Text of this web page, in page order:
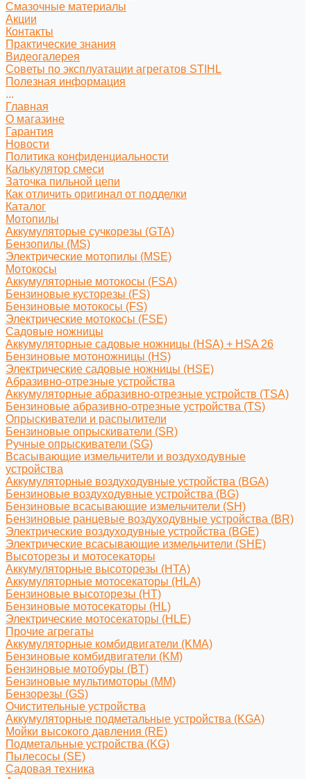
Смазочные материалы
Акции
Контакты
Практические знания
Видеогалерея
Советы по эксплуатации агрегатов STIHL
Полезная информация
...
Главная
О магазине
Гарантия
Новости
Политика конфиденциальности
Калькулятор смеси
Заточка пильной цепи
Как отличить оригинал от подделки
Каталог
Мотопилы
Аккумуляторые сучкорезы (GTA)
Бензопилы (MS)
Электрические мотопилы (MSE)
Мотокосы
Аккумуляторные мотокосы (FSA)
Бензиновые кусторезы (FS)
Бензиновые мотокосы (FS)
Электрические мотокосы (FSE)
Садовые ножницы
Аккумуляторные садовые ножницы (HSA) + HSA 26
Бензиновые мотоножницы (HS)
Электрические садовые ножницы (HSE)
Абразивно-отрезные устройства
Аккумуляторные абразивно-отрезные устройств (TSA)
Бензиновые абразивно-отрезные устройства (TS)
Опрыскиватели и распылители
Бензиновые опрыскиватели (SR)
Ручные опрыскиватели (SG)
Всасывающие измельчители и воздуходувные
устройства
Аккумуляторные воздуходувные устройства (BGA)
Бензиновые воздуходувные устройства (BG)
Бензиновые всасывающие измельчители (SH)
Бензиновые ранцевые воздуходувные устройства (BR)
Электрические воздуходувные устройства (BGE)
Электрические всасывающие измельчители (SHE)
Высоторезы и мотосекаторы
Аккумуляторные высоторезы (HTA)
Аккумуляторные мотосекаторы (HLA)
Бензиновые высоторезы (HT)
Бензиновые мотосекаторы (HL)
Электрические мотосекаторы (HLE)
Прочие агрегаты
Аккумуляторные комбидвигатели (KMA)
Бензиновые комбидвигатели (KM)
Бензиновые мотобуры (BT)
Бензиновые мультимоторы (MM)
Бензорезы (GS)
Очистительные устройства
Аккумуляторные подметальные устройства (KGA)
Мойки высокого давления (RE)
Подметальные устройства (KG)
Пылесосы (SE)
Садовая техника